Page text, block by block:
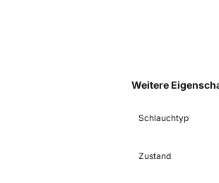
Weitere
Schlauchtyp
Zustand